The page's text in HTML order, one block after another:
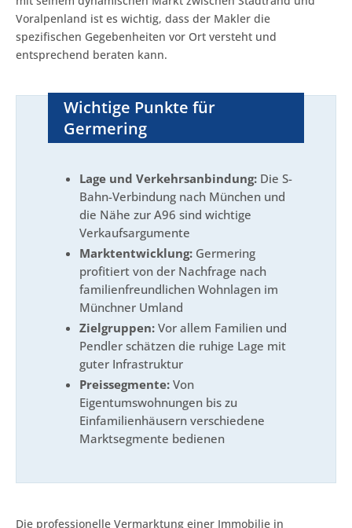
Voralpenland ist es wichtig, dass der Makler die
spezifischen Gegebenheiten vor Ort versteht und
entsprechend beraten kann.
Wichtige Punkte für
Germering
Lage und Verkehrsanbindung: Die S-
Bahn-Verbindung nach München und
die Nähe zur A96 sind wichtige
Verkaufsargumente
Marktentwicklung: Germering
profitiert von der Nachfrage nach
familienfreundlichen Wohnlagen im
Münchner Umland
Zielgruppen:Vor allem Familien und
Pendler schätzen die ruhige Lage mit
guter Infrastruktur
Preissegmente:Von
Eigentumswohnungen bis zu
Einfamilienhäusern verschiedene
Marktsegmente bedienen
Die professionelle Vermarktung einer Immobilie in